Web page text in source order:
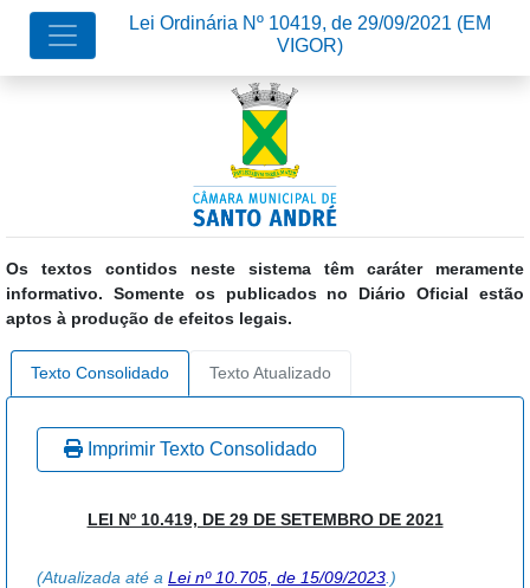
Os textos contidos neste sistema têm caráter meramente
informativo. Somente os publicados no Diário Oficial estão
aptos à produção de efeitos legais.
Lei Ordinária Nº 10419, de 29/09/2021 (EM
VIGOR)
Texto Consolidado Texto Atualizado
Imprimir Texto Consolidado
LEI Nº 10.419, DE 29 DE SETEMBRO DE 2021
(Atualizada até a Lei nº 10.705, de 15/09/2023 .)